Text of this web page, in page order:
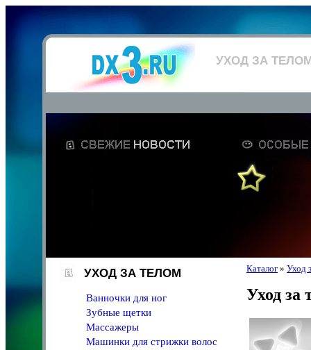
УХОД ЗА
УХОД ЗА ТЕЛОМ
Ванночки для ног
Зубные щетки
Массажеры
Машинки для стрижки волос
Каталог » Уход
Уход за